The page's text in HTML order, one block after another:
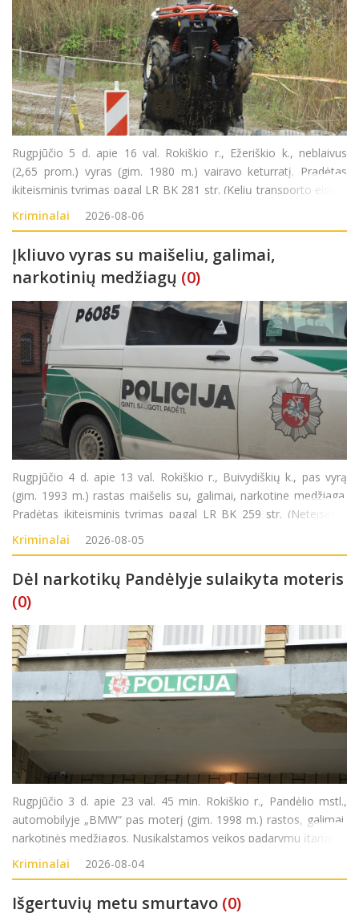
Rugpjūčio 5 d. apie 16 val. Rokiškio r., Ežeriškio k., neblaivus
(2,65 prom.) vyras (gim. 1980 m.) vairavo keturratį. Pradėtas
ikiteisminis tyrimas pagal LR BK 281 str. (Kelių transporto eismo
saugumo ar transporto priemonių eksploatavimo taisyklių
pažeidimas).
Kriminalai 2026-08-06
Įkliuvo vyras su maišeliu, galimai,
narkotinių medžiagų (0)
Rugpjūčio 4 d. apie 13 val. Rokiškio r., Buivydiškių k., pas vyrą
(gim. 1993 m.) rastas maišelis su, galimai, narkotine medžiaga.
Pradėtas ikiteisminis tyrimas pagal LR BK 259 str. (Neteisėtas
disponavimas narkotinėmis ar psichotropinėmis medžiagomis
be tikslo jas platinti
Kriminalai 2026-08-05
Dėl narkotikų Pandėlyje sulaikyta moteris
(0)
Rugpjūčio 3 d. apie 23 val. 45 min. Rokiškio r., Pandėlio mstl.,
automobilyje „BMW“ pas moterį (gim. 1998 m.) rastos, galimai,
narkotinės medžiagos. Nusikalstamos veikos padarymu įtariama
moteris sulaikyta. Pradėtas ikiteisminis tyrimas pagal LR BK 259
str. (Neteisėtas disponavim
Kriminalai 2026-08-04
Išgertuvių metu smurtavo (0)